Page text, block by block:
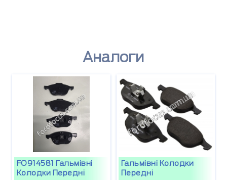
Аналоги
FO914581 Гальмівні
Колодки Передні
Гальмівні Колодки
Передні